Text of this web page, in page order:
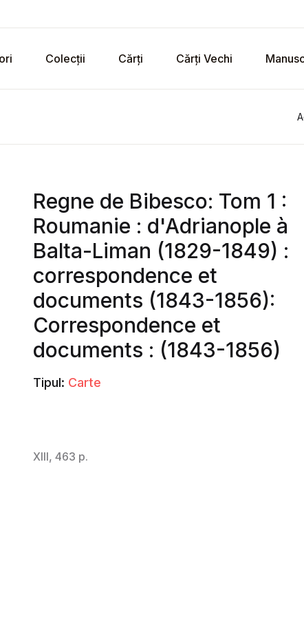
Colecții Cărți Cărți Vechi
Regne de Bibesco: Tom 1 :
Roumanie : d'Adrianople à
Balta-Liman (1829-1849) :
correspondence et
documents (1843-1856):
Correspondence et
documents : (1843-1856)
Tipul: Carte